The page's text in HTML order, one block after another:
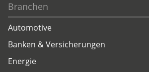
Branchen
Automotive
Banken & Versicherungen
Energie